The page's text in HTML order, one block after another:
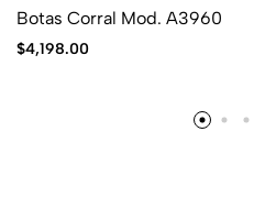
Botas Corral Mod. A3960
$4,198.00